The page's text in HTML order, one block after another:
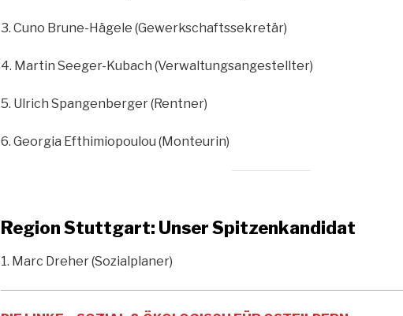
3. Cuno Brune-Hägele (Gewerkschaftssekretär)
4. Martin Seeger-Kubach (Verwaltungsangestellter)
5. Ulrich Spangenberger (Rentner)
6. Georgia Efthimiopoulou (Monteurin)
Region Stuttgart: Unser Spitzenkandidat
1. Marc Dreher (Sozialplaner)